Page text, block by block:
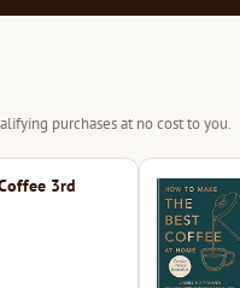
purchases at no cost to you.
3rd